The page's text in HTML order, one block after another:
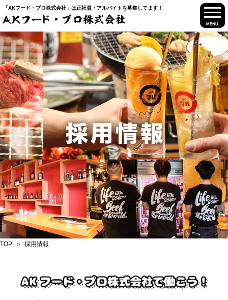
「AKフード・プロ株式会社」は正社員・アルバイトを募集してます！
MENU
TOP 採用情報